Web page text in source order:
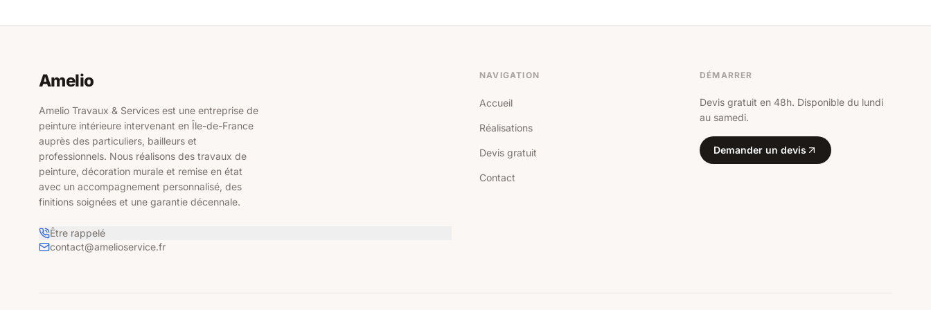
Amelio
Amelio Travaux & Services est une entreprise de
peinture intérieure intervenant en Île-de-France
auprès des particuliers, bailleurs et
professionnels. Nous réalisons des travaux de
peinture, décoration murale et remise en état
avec un accompagnement personnalisé, des
finitions soignées et une garantie décennale.
Être rappelé
contact@amelioservice.fr
NAVIGATION
Accueil
Réalisations
Devis gratuit
Contact
DÉMARRER
Devis gratuit en 48h. Disponible du lundi
au samedi.
Demander un devis